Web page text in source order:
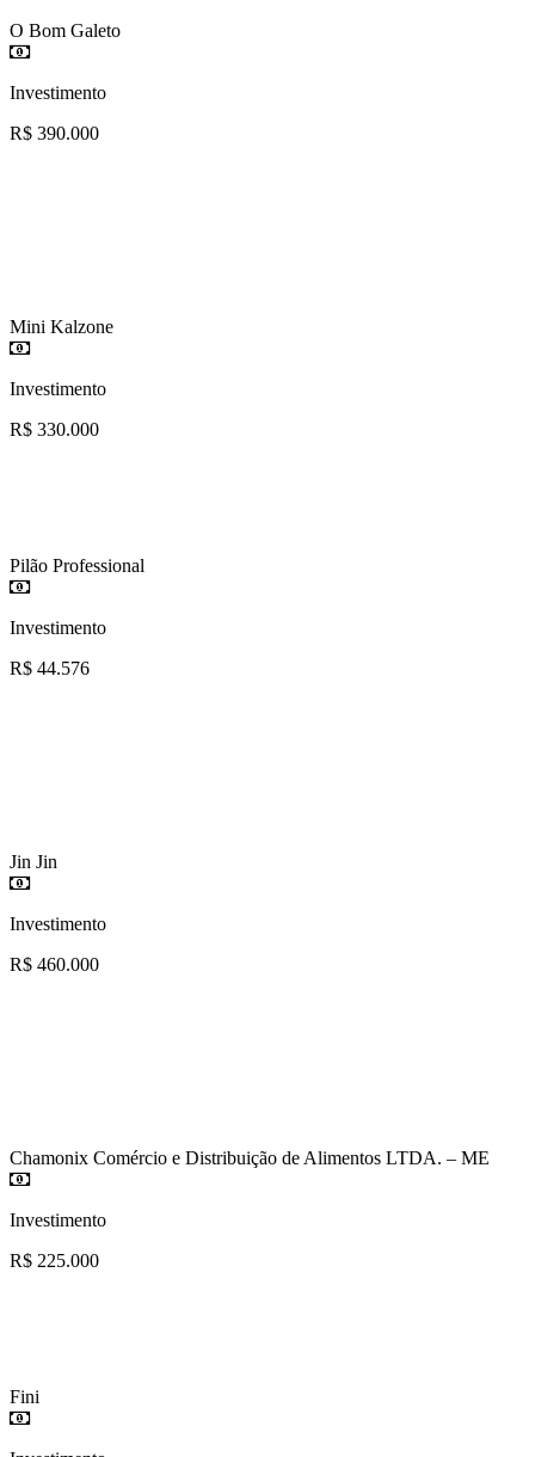
O Bom Galeto
Investimento
R$ 390.000
Mini Kalzone
Investimento
R$ 330.000
Pilão Professional
Investimento
R$ 44.576
Jin Jin
Investimento
R$ 460.000
Chamonix Comércio e Distribuição de Alimentos LTDA. – ME
Investimento
R$ 225.000
Fini